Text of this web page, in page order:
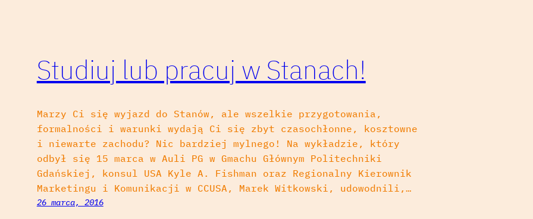
Studiuj lub pracuj w Stanach!
Marzy Ci się wyjazd do Stanów, ale wszelkie przygotowania,
formalności i warunki wydają Ci się zbyt czasochłonne, kosztowne
i niewarte zachodu? Nic bardziej mylnego! Na wykładzie, który
odbył się 15 marca w Auli PG w Gmachu Głównym Politechniki
Gdańskiej, konsul USA Kyle A. Fishman oraz Regionalny Kierownik
Marketingu i Komunikacji w CCUSA, Marek Witkowski, udowodnili,…
26 marca, 2016